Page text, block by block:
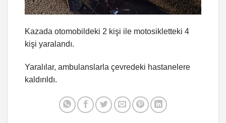
Kazada otomobildeki 2 kişi ile motosikletteki 4
kişi yaralandı.
Yaralılar, ambulanslarla çevredeki hastanelere
kaldırıldı.